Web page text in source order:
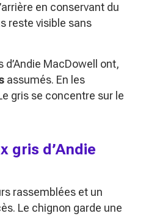
en conservant du
reste visible sans
MacDowell ont,
assumés. En les
gris se concentre sur le
gris d’Andie
rassemblées et un
Le chignon garde une